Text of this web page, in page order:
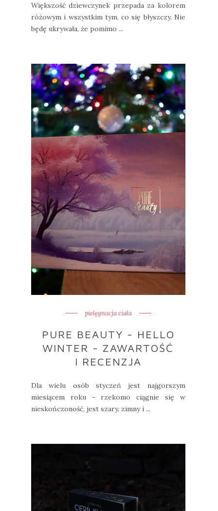
Większość dziewczynek przepada za kolorem
różowym i wszystkim tym, co się błyszczy. Nie
będę ukrywała, że pomimo ...
pielęgnacja ciała
PURE BEAUTY - HELLO
WINTER - ZAWARTOŚĆ
I RECENZJA
Dla wielu osób styczeń jest najgorszym
miesiącem roku - rzekomo ciągnie się w
nieskończoność, jest szary, zimny i ...